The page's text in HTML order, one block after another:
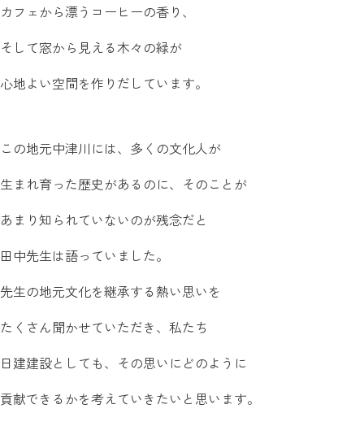
カフェから漂うコーヒーの香り、
そして窓から見える木々の緑が
心地よい空間を作りだしています。
この地元中津川には、多くの文化人が
生まれ育った歴史があるのに、そのことが
あまり知られていないのが残念だと
田中先生は語っていました。
先生の地元文化を継承する熱い思いを
たくさん聞かせていただき、私たち
日建建設としても、その思いにどのように
貢献できるかを考えていきたいと思います。